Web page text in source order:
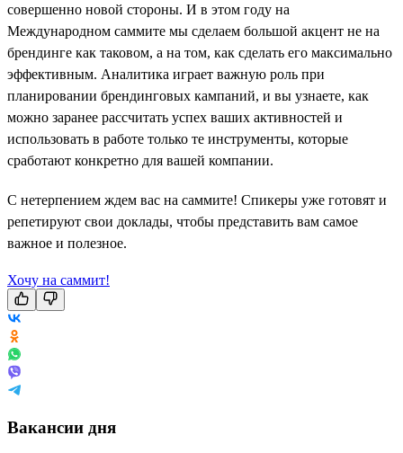
совершенно новой стороны. И в этом году на
Международном саммите мы сделаем большой акцент не на
брендинге как таковом, а на том, как сделать его максимально
эффективным. Аналитика играет важную роль при
планировании брендинговых кампаний, и вы узнаете, как
можно заранее рассчитать успех ваших активностей и
использовать в работе только те инструменты, которые
сработают конкретно для вашей компании.
С нетерпением ждем вас на саммите! Спикеры уже готовят и
репетируют свои доклады, чтобы представить вам самое
важное и полезное.
Хочу на саммит!
Вакансии дня